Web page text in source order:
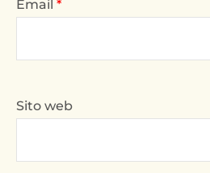
Email *
Sito web